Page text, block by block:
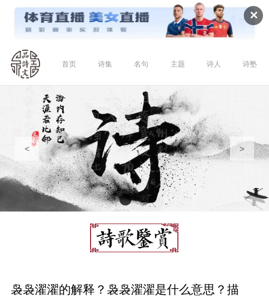
✕
首页 诗集 名句 主题 诗人 诗塾
< >
袅袅濯濯的解释？袅袅濯濯是什么意思？描